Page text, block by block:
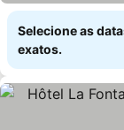
Selecione as
exatos.